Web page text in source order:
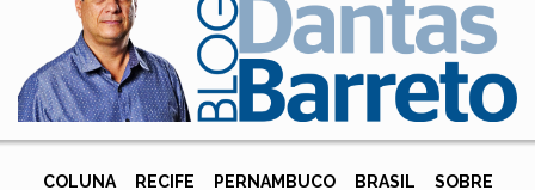
COLUNA RECIFE PERNAMBUCO BRASIL SOBRE